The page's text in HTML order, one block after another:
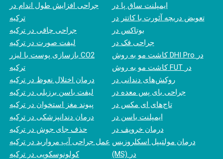
جراحی افزایش طول اندام در
ترکیه
جراحی چاقی در ترکیه
لیفت صورت در ترکیه
بازسازی پوست با لیزر CO2
ترکیه
درمان اختلال نعوظ در ترکیه
لیفت باسن برزیلی در ترکیه
پیوند مغز استخوان در ترکیه
درمان دندانپزشکی در ترکیه
حذف جای جوش در ترکیه
عمل جراحی آب مروارید در ترکیه
کولونوسکوپی در ترکیه
ایمپلنت ساق پا در
تعویض دریچه آئورت با کاتتر در
بوتاکس در
جراحی فک در
کاشت مو به روش DHI Pro در
کاشت مو به روش FUT در
روکش‌های دندانی در
جراحی بای پس معده در
تاج‌های ای مکس در
ایمپلنت باسن در
درمان خروپف در
درمان مولتیپل اسکلروزیس
(MS) در